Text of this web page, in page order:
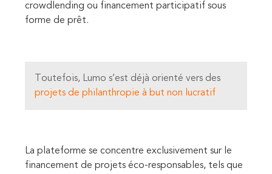
crowdlending ou financement participatif sous
forme de prêt.
Toutefois, Lumo s’est déjà orienté vers des
projets de philanthropie à but non lucratif
La plateforme se concentre exclusivement sur le
financement de projets éco-responsables, tels que